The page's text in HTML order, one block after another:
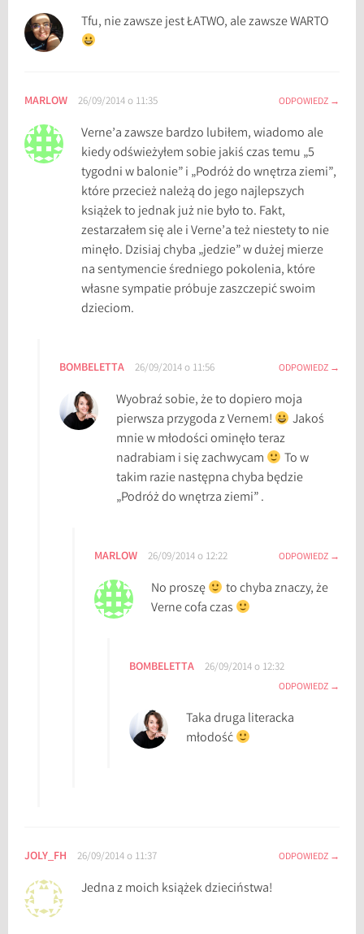
K
n
N
m
o
,
N
a
u
u
Tfu, nie zawsze jest ŁATWO, ale zawsze WARTO
MARLOW 26/09/2014 o 11:35 ODPOWIEDZ
Verne’a zawsze bardzo lubiłem, wiadomo ale
kiedy odświeżyłem sobie jakiś czas temu „5
tygodni w balonie” i „Podróż do wnętrza ziemi”,
które przecież należą do jego najlepszych
książek to jednak już nie było to. Fakt,
zestarzałem się ale i Verne’a też niestety to nie
minęło. Dzisiaj chyba „jedzie” w dużej mierze
na sentymencie średniego pokolenia, które
własne sympatie próbuje zaszczepić swoim
dzieciom.
BOMBELETTA 26/09/2014 o 11:56 ODPOWIEDZ
Wyobraź sobie, że to dopiero moja
pierwsza przygoda z Vernem!
Jakoś
mnie w młodości ominęło teraz
nadrabiam i się zachwycam
To w
takim razie następna chyba będzie
„Podróż do wnętrza ziemi” .
MARLOW 26/09/2014 o 12:22 ODPOWIEDZ
No proszę
to chyba znaczy, że
Verne cofa czas
BOMBELETTA 26/09/2014 o 12:32
ODPOWIEDZ
Taka druga literacka
młodość
JOLY_FH 26/09/2014 o 11:37 ODPOWIEDZ
Jedna z moich książek dzieciństwa!